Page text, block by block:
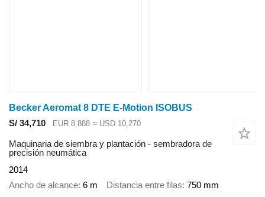
Becker Aeromat 8 DTE E-Motion ISOBUS
S/ 34,710
EUR 8,888 ≈ USD 10,270
Maquinaria de siembra y plantación - sembradora de
precisión neumática
2014
Ancho de alcance 6 m Distancia entre filas 750 mm